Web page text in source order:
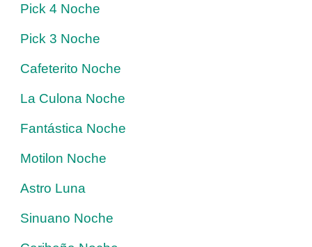
Pick 4 Noche
Pick 3 Noche
Cafeterito Noche
La Culona Noche
Fantástica Noche
Motilon Noche
Astro Luna
Sinuano Noche